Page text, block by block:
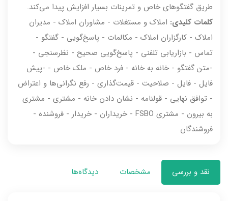
طریق گفتگوهای خاص و تمرینات بسیار افزایش پیدا می‌کند.
کلمات کلیدی:‌ املاک و مستغلات - مشاوران املاک - مدیران
املاک - کارگزاران املاک - مکالمات - پاسخ‌گویی - گفتگو -
تماس - بازاریابی تلفنی - پاسخ‌گویی صحیح - نظرسنجی -
-متن گفتگو - خانه به خانه - فرد خاص - ملک خاص - -پیش
فایل - فایل - صلاحیت - قیمت‌گذاری - رفع نگرانی‌ها و اعتراض
- توافق نهایی - قولنامه - نشان دادن خانه - مشتری - مشتری
به بیرون - مشتری FSBO - خریداران - خریدار - فروشنده -
فروشندگان
نقد و بررسی مشخصات دیدگاه‌ها